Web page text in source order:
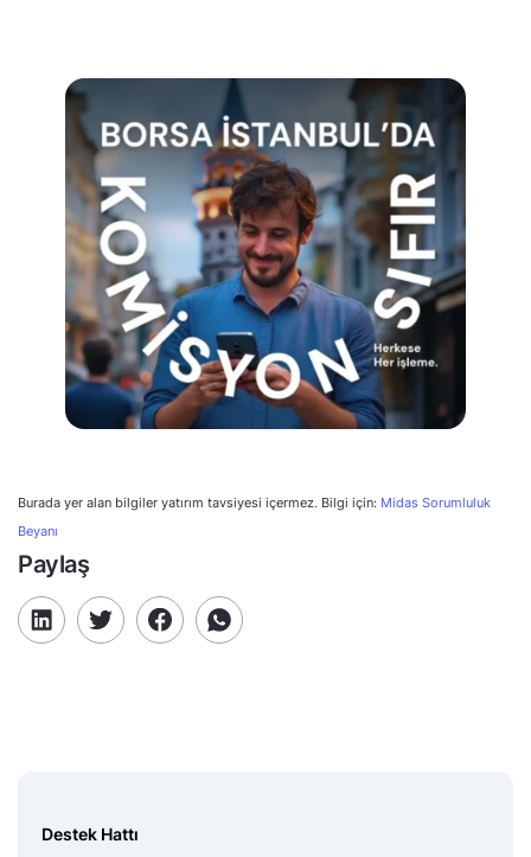
Burada yer alan bilgiler yatırım tavsiyesi içermez. Bilgi için: Midas Sorumluluk
Beyanı
Paylaş
Destek Hattı